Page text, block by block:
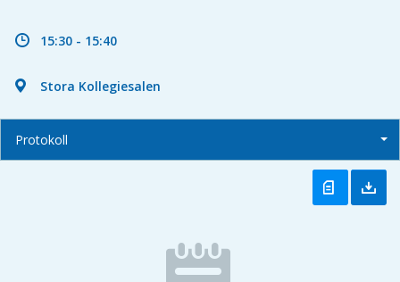
15:30 - 15:40
Stora Kollegiesalen
Protokoll